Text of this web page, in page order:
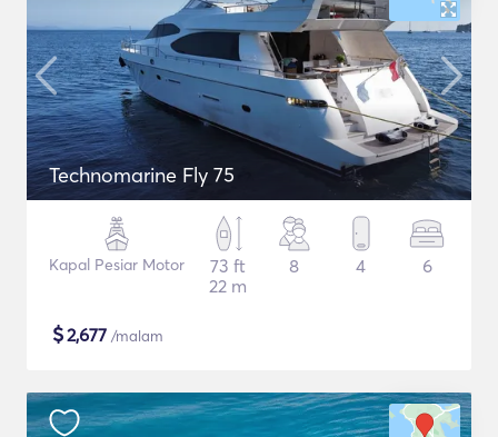
Technomarine Fly 75
Kapal Pesiar Motor
73 ft
22 m
8 4 6
$2,677 /malam